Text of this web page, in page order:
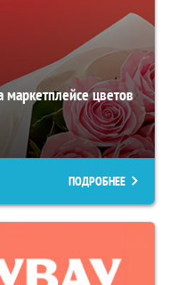
цветов
ПОДРОБНЕЕ